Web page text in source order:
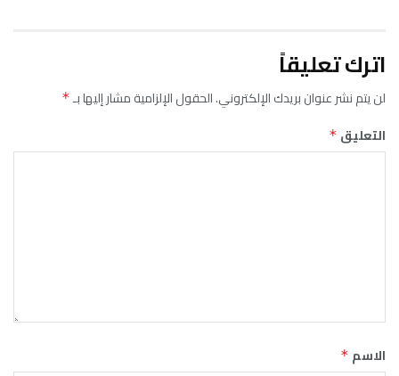
اترك تعليقاً
لن يتم نشر عنوان بريدك الإلكتروني.الحقول الإلزامية مشار إليها بـ*
التعليق *
الاسم *